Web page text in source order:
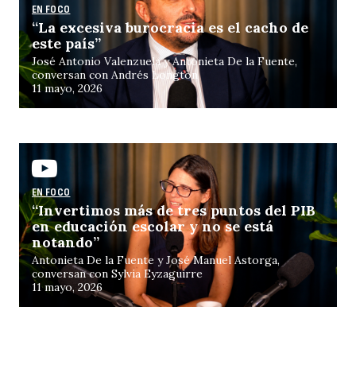
Buscar
EN FOCO
“La excesiva burocracia es el cacho de
este país”
José Antonio Valenzuela y Antonieta De la Fuente,
conversan con Andrés Longton
11 mayo, 2026
EN FOCO
“Invertimos más de tres puntos del PIB
en educación escolar y no se está
notando”
Antonieta De la Fuente y José Manuel Astorga,
conversan con Sylvia Eyzaguirre
11 mayo, 2026